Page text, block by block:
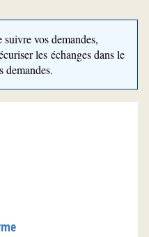
vos demandes,
les échanges dans le
demandes.